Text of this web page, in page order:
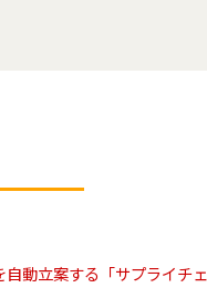
動立案する「サプライチ